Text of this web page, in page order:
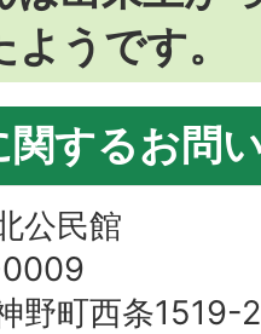
うです。
関するお問
公民館
野町西条1519-2